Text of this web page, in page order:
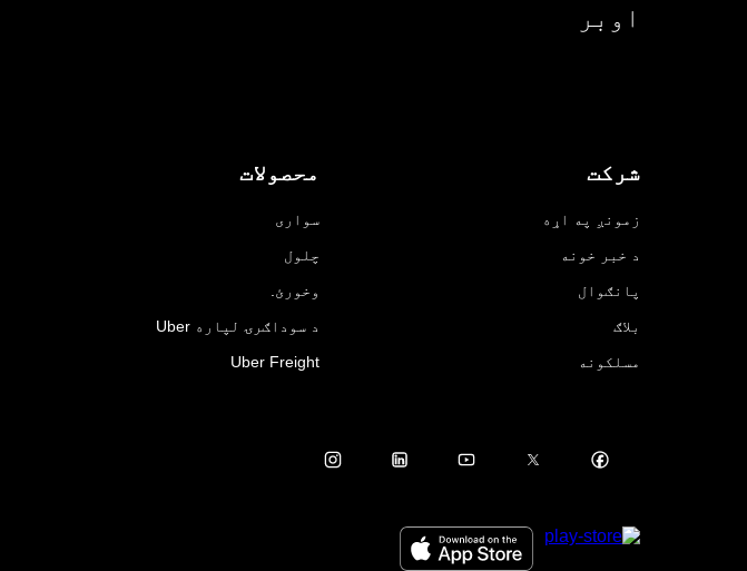
اوبر
شرکت
زمونږ په اړه
د خبر خونه
پانګوال
بلاګ
مسلکونه
محصولات
سواری
چلول
وخورئ.
د سوداګرۍ لپاره Uber
Uber Freight